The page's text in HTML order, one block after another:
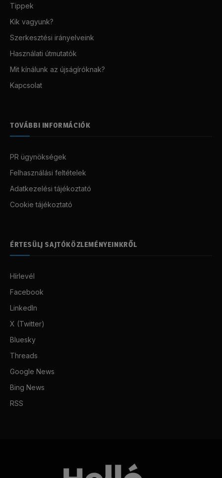
Tippek
Kik vagyunk?
Szerkesztési irányelveink
Használati útmutatók
Mit kínálunk az újságíróknak?
Kapcsolat
TOVÁBBI INFORMÁCIÓK
PR ügynökségek
Felhasználási feltételek
Adatkezelési tájékoztató
Cookie tájékoztató
ÉRTESÜLJ SAJTÓKÖZLEMÉNYEINKRŐL
Hírlevél
Facebook
LinkedIn
X (Twitter)
Bluesky
Threads
Google News
Bing News
RSS